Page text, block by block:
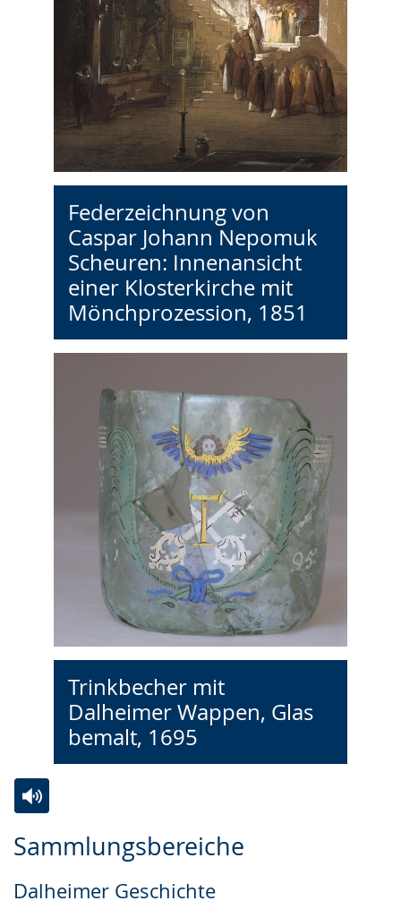
Federzeichnung von
Caspar Johann Nepomuk
Scheuren: Innenansicht
einer Klosterkirche mit
Mönchprozession, 1851
Trinkbecher mit
Dalheimer Wappen, Glas
bemalt, 1695
Sammlungsbereiche
Dalheimer Geschichte
Leichten
wechseln.
Audio-
Video
Deutscher